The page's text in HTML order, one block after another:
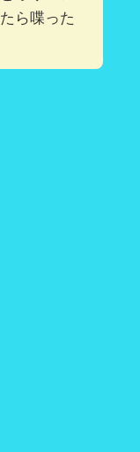
ら喋った